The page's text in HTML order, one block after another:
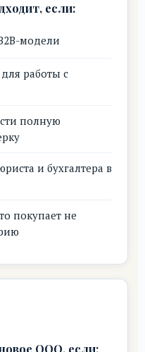
если:
модели
работы с
полную
и бухгалтера в
покупает не
ООО, если: